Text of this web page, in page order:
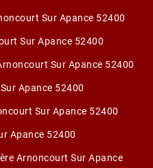
Sur Apance 52400
Sur Apance 52400
Sur Apance 52400
Apance 52400
Sur Apance 52400
Apance 52400
Arnoncourt Sur Apance